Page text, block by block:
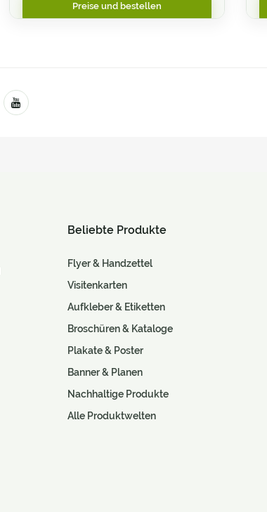
Preise und bestellen
Beliebte Produkte
Flyer & Handzettel
Visitenkarten
Aufkleber & Etiketten
Broschüren & Kataloge
Plakate & Poster
Banner & Planen
Nachhaltige Produkte
Alle Produktwelten